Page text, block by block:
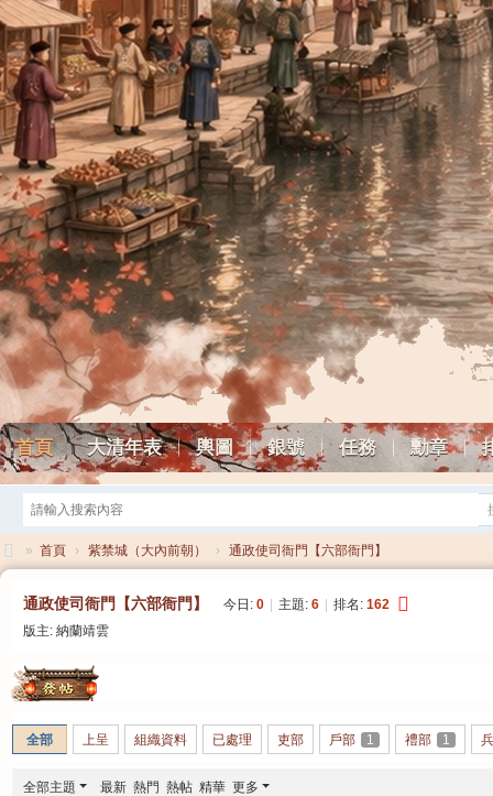
首頁 大清年表 輿圖 銀號 任務 勳章
大
國
» 首頁 › 紫禁城（大內前朝） › 通政使司衙門【六部衙門】
通政使司衙門【六部衙門】 今日: 0 主題: 6 排名: 162
版主: 納蘭靖雲
發帖
全部 上呈 組織資料 已處理 吏部 戶部 1 禮部 1
全部主題 最新 熱門 熱帖 精華 更多